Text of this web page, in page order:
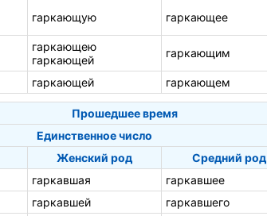
гаркающую гаркающее
гаркающею
гаркающей
гаркающим
гаркающей гаркающем
Прошедшее время
Единственное число
Женский род
Средний род
гаркавшая гаркавшее
гаркавшей гаркавшего